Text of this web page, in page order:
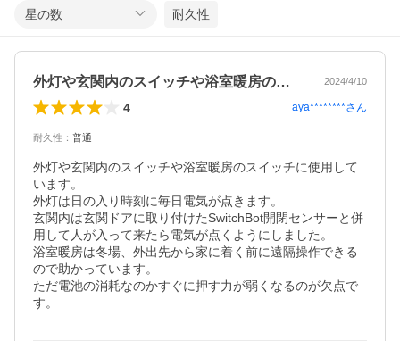
星の数 耐久性
外灯や玄関内のスイッチや浴室暖房のスイ… 2024/4/10
4 aya********さん
耐久性 ： 普通
外灯や玄関内のスイッチや浴室暖房のスイッチに使用して
います。
外灯は日の入り時刻に毎日電気が点きます。
玄関内は玄関ドアに取り付けたSwitchBot開閉センサーと併
用して人が入って来たら電気が点くようにしました。
浴室暖房は冬場、外出先から家に着く前に遠隔操作できる
ので助かっています。
ただ電池の消耗なのかすぐに押す力が弱くなるのが欠点で
す。